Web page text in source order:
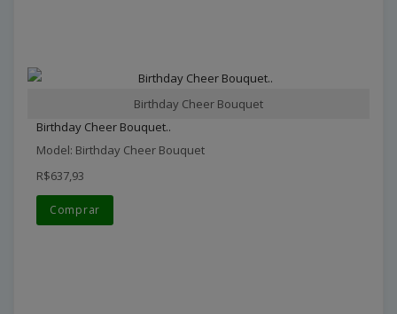
Birthday Cheer Bouquet
Birthday Cheer Bouquet..
Model: Birthday Cheer Bouquet
R$637,93
Comprar